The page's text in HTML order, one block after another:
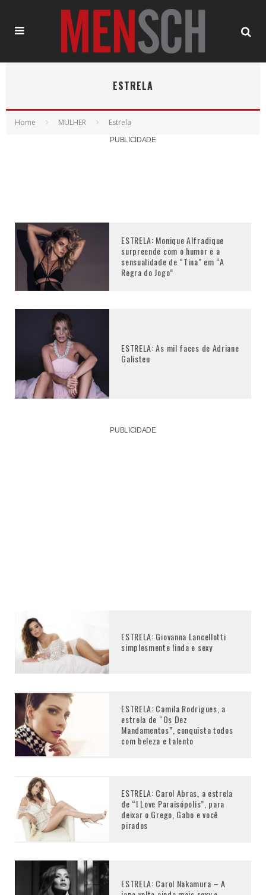
ESTRELA
Home MULHER Estrela
PUBLICIDADE
ESTRELA: Monique Alfradique
surpreende com o humor e a
sensualidade de “Tina” em “A
Regra do Jogo”
ESTRELA: As mil faces de Adriane
Galisteu
PUBLICIDADE
ESTRELA: Giovanna Lancellotti
simplesmente linda e sexy
ESTRELA: Camila Rodrigues, a
estrela de “Os Dez
Mandamentos”, conquista todos
com beleza e talento
ESTRELA: Carol Abras, a estrela
de “I Love Paraisópolis”, para
deixar o Grego, Gabo e você
pirados
ESTRELA: Carol Nakamura – A